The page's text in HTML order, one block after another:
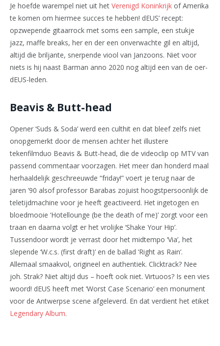
Je hoefde warempel niet uit het Verenigd Koninkrijk of Amerika
te komen om hiermee succes te hebben! dEUS’ recept:
opzwepende gitaarrock met soms een sample, een stukje
jazz, maffe breaks, her en der een onverwachte gil en altijd,
altijd die briljante, snerpende viool van Janzoons. Niet voor
niets is hij naast Barman anno 2020 nog altijd een van de oer-
dEUS-leden.
Beavis & Butt-head
Opener ‘Suds & Soda’ werd een culthit en dat bleef zelfs niet
onopgemerkt door de mensen achter het illustere
tekenfilmduo Beavis & Butt-head, die de videoclip op MTV van
passend commentaar voorzagen. Het meer dan honderd maal
herhaaldelijk geschreeuwde “friday!” voert je terug naar de
jaren ’90 alsof professor Barabas zojuist hoogstpersoonlijk de
teletijdmachine voor je heeft geactiveerd. Het ingetogen en
bloedmooie ‘Hotellounge (be the death of me)’ zorgt voor een
traan en daarna volgt er het vrolijke ‘Shake Your Hip’.
Tussendoor wordt je verrast door het midtempo ‘Via’, het
slepende ‘W.c.s. (first draft)’ en de ballad ‘Right as Rain’.
Allemaal smaakvol, origineel en authentiek. Clicktrack? Nee
joh. Strak? Niet altijd dus – hoeft ook niet. Virtuoos? Is een vies
woord! dEUS heeft met ‘Worst Case Scenario’ een monument
voor de Antwerpse scene afgeleverd. En dat verdient het etiket
Legendary Album.